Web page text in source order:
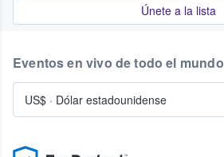
Únete a la lista
Eventos en vivo de todo el mundo
US$ · Dólar estadounidense